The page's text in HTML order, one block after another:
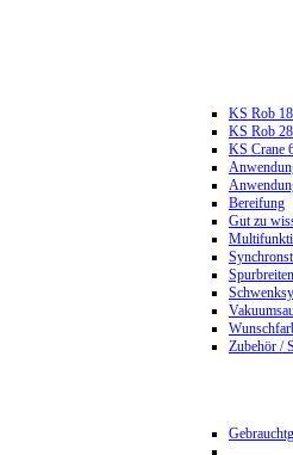
KS Rob
KS Rob
KS Crane
Bereifung
Gut zu
Zubehör /